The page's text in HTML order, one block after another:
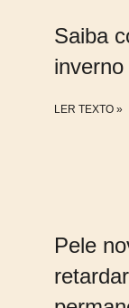
Saiba
inverno
LER TEXTO »
Pele